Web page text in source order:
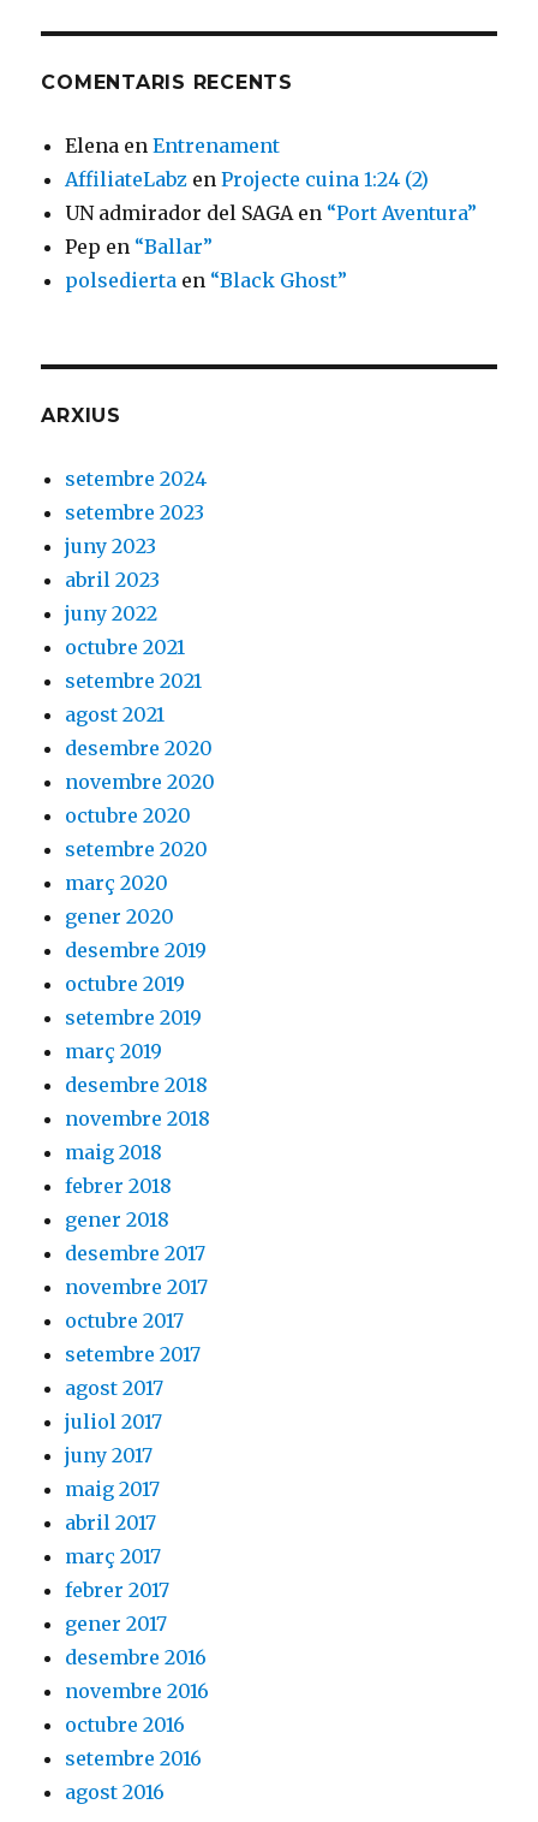
COMENTARIS RECENTS
Elena enEntrenament
AffiliateLabz enProjecte cuina 1:24 (2)
UN admirador del SAGAen “Port Aventura”
Pep en “Ballar”
polsedierta en “Black Ghost”
ARXIUS
setembre 2024
setembre 2023
juny 2023
abril 2023
juny 2022
octubre 2021
setembre 2021
agost 2021
desembre 2020
novembre 2020
octubre 2020
setembre 2020
març 2020
gener 2020
desembre 2019
octubre 2019
setembre 2019
març 2019
desembre 2018
novembre 2018
maig 2018
febrer 2018
gener 2018
desembre 2017
novembre 2017
octubre 2017
setembre 2017
agost 2017
juliol 2017
juny 2017
maig 2017
abril 2017
març 2017
febrer 2017
gener 2017
desembre 2016
novembre 2016
octubre 2016
setembre 2016
agost 2016